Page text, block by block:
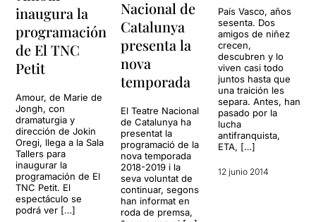
inaugura la
programación
de El TNC
Petit
Amour, de Marie de
Jongh, con
dramaturgia y
dirección de Jokin
Oregi, llega a la Sala
Tallers para
inaugurar la
programación de El
TNC Petit. El
espectáculo se
podrá ver […]
Nacional de
Catalunya
presenta la
nova
temporada
El Teatre Nacional
de Catalunya ha
presentat la
programació de la
nova temporada
2018-2019 i la
seva voluntat de
continuar, segons
han informat en
roda de premsa,
País Vasco, años
sesenta. Dos
amigos de niñez
crecen,
descubren y lo
viven casi todo
juntos hasta que
una traición les
separa. Antes, han
pasado por la
lucha
antifranquista,
ETA, […]
12 junio 2014